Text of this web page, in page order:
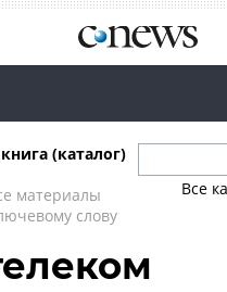
(каталог)
материалы
слову
Все